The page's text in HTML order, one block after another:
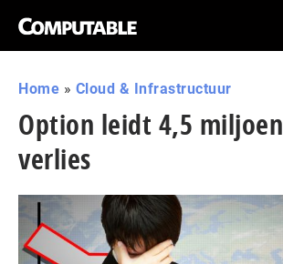
Home » Cloud & Infrastructuur
Option leidt 4,5
verlies